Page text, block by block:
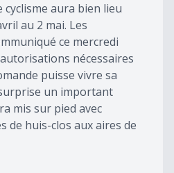
cyclisme aura bien lieu
au 2 mai. Les
ce mercredi
nécessaires
puisse vivre sa
un important
mis sur pied avec
de huis-clos aux aires de